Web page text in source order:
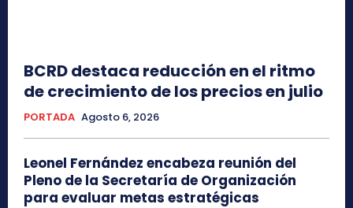
BCRD destaca reducción en el ritmo
de crecimiento de los precios en julio
PORTADA Agosto 6, 2026
Leonel Fernández encabeza reunión del
Pleno de la Secretaría de Organización
para evaluar metas estratégicas